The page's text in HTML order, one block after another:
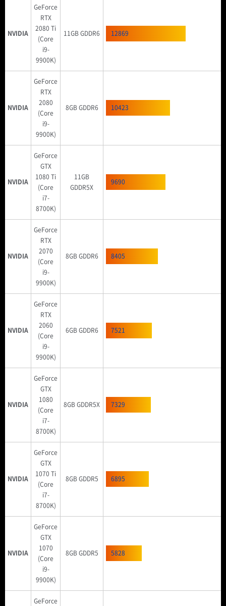
NVIDIA
GeForce
RTX
2080 Ti
(Core
i9-
9900K)
11GB GDDR6 12869
NVIDIA
GeForce
RTX
2080
(Core
i9-
9900K)
8GB GDDR6 10423
NVIDIA
GeForce
GTX
1080 Ti
(Core
i7-
8700K)
11GB
GDDR5X
9690
NVIDIA
GeForce
RTX
2070
(Core
i9-
9900K)
8GB GDDR6 8405
NVIDIA
GeForce
RTX
2060
(Core
i9-
9900K)
6GB GDDR6 7521
NVIDIA
GeForce
GTX
1080
(Core
i7-
8700K)
8GB GDDR5X 7329
NVIDIA
GeForce
GTX
1070 Ti
(Core
i7-
8700K)
8GB GDDR5 6895
NVIDIA
GeForce
GTX
1070
(Core
i9-
9900K)
8GB GDDR5 5828
GeForce